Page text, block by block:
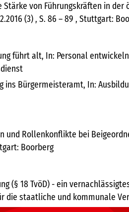
von Führungskräften in
(3) , S. 86 – 89 , Stuttgart:
führt alt, In: Personal
ins Bürgermeisteramt, In:
Rollenkonflikte bei
Boorberg
(§ 18 TvöD) - ein
staatliche und kommunale